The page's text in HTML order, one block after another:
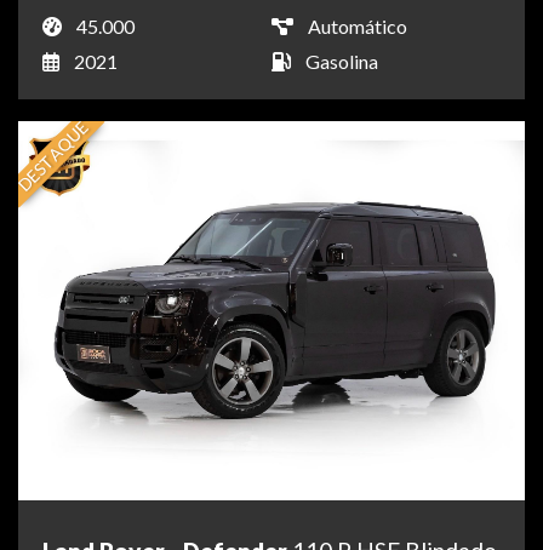
45.000
Automático
2021
Gasolina
DESTAQUE